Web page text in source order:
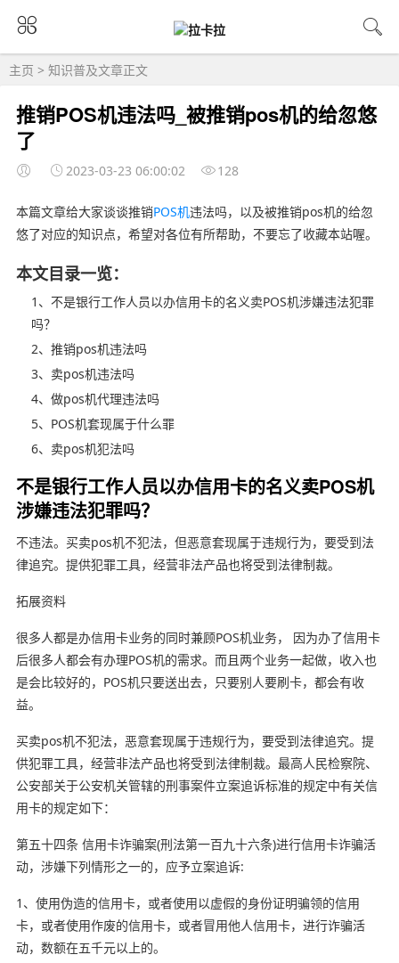
主页 > 知识普及文章正文
推销POS机违法吗_被推销pos机的给忽悠
了
2023-03-23 06:00:02 128
本篇文章给大家谈谈推销POS机违法吗，以及被推销pos机的给忽
悠了对应的知识点，希望对各位有所帮助，不要忘了收藏本站喔。
本文目录一览：
1、不是银行工作人员以办信用卡的名义卖POS机涉嫌违法犯罪
吗？
2、推销pos机违法吗
3、卖pos机违法吗
4、做pos机代理违法吗
5、POS机套现属于什么罪
6、卖pos机犯法吗
不是银行工作人员以办信用卡的名义卖POS机
涉嫌违法犯罪吗？
不违法。买卖pos机不犯法，但恶意套现属于违规行为，要受到法
律追究。提供犯罪工具，经营非法产品也将受到法律制裁。
拓展资料
很多人都是办信用卡业务的同时兼顾POS机业务， 因为办了信用卡
后很多人都会有办理POS机的需求。而且两个业务一起做，收入也
是会比较好的，POS机只要送出去，只要别人要刷卡，都会有收
益。
买卖pos机不犯法，恶意套现属于违规行为，要受到法律追究。提
供犯罪工具，经营非法产品也将受到法律制裁。最高人民检察院、
公安部关于公安机关管辖的刑事案件立案追诉标准的规定中有关信
用卡的规定如下：
第五十四条 信用卡诈骗案(刑法第一百九十六条)进行信用卡诈骗活
动，涉嫌下列情形之一的，应予立案追诉:
1、使用伪造的信用卡，或者使用以虚假的身份证明骗领的信用
卡，或者使用作废的信用卡，或者冒用他人信用卡，进行诈骗活
动，数额在五千元以上的。